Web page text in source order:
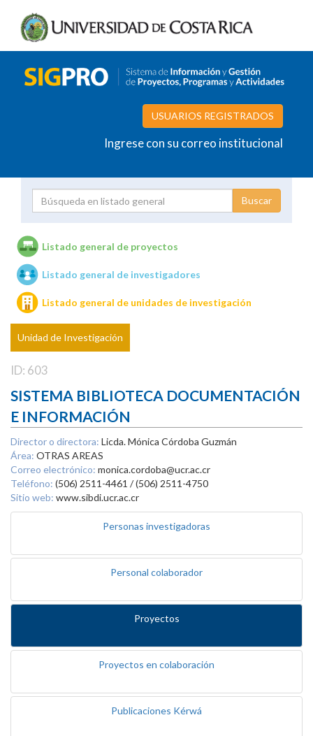
USUARIOS REGISTRADOS
Ingrese con su correo institucional
Unidades de investigación
Listado general de proyectos
Listado general de investigadores
Listado general de unidades de investigación
Unidad de Investigación
ID: 603
SISTEMA BIBLIOTECA DOCUMENTACIÓN
E INFORMACIÓN
Director o directora: Licda. Mónica Córdoba Guzmán
Área: OTRAS AREAS
Correo electrónico: monica.cordoba@ucr.ac.cr
Teléfono: (506) 2511-4461 / (506) 2511-4750
Sitio web: www.sibdi.ucr.ac.cr
Personas investigadoras
Personal colaborador
Proyectos
Proyectos en colaboración
Publicaciones Kérwá